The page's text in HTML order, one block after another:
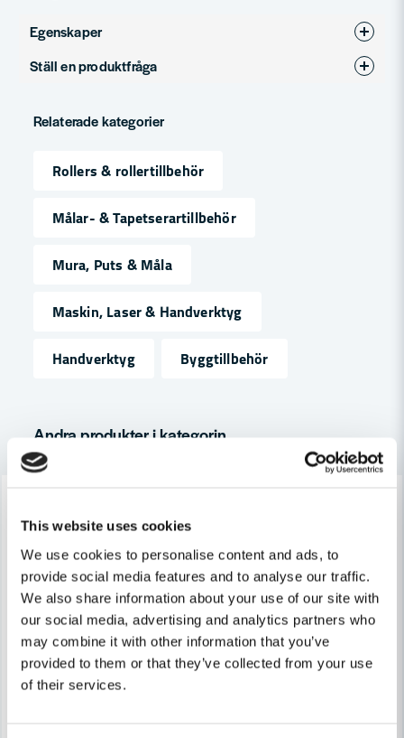
This website uses cookies
We use cookies to personalise content and ads, to
provide social media features and to analyse our traffic.
We also share information about your use of our site with
our social media, advertising and analytics partners who
may combine it with other information that you’ve
provided to them or that they’ve collected from your use
of their services.
Egenskaper
Produkttyp
Ställ en produktfråga
Fråga oss något om denna produkten...
Namn
email
Ja, ni får publicera min fråga
Skicka fråga
Relaterade kategorier
Rollers & rollertillbehör
Målar- & Tapetserartillbehör
Mura, Puts & Måla
Maskin, Laser & Handverktyg
Handverktyg
Byggtillbehör
Andra produkter i kategorin
ANZA
Anza Roller Platinum MAXI GROV 230x22mm
ANZA
Anza Rollerbygel 2K MAXI